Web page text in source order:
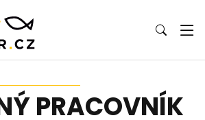
PRACOVNÍK